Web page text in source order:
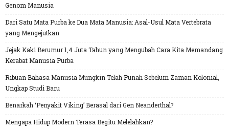
Genom Manusia
Dari Satu Mata Purba ke Dua Mata Manusia: Asal-Usul Mata Vertebrata
yang Mengejutkan
Jejak Kaki Berumur 1,4 Juta Tahun yang Mengubah Cara Kita Memandang
Kerabat Manusia Purba
Ribuan Bahasa Manusia Mungkin Telah Punah Sebelum Zaman Kolonial,
Ungkap Studi Baru
Benarkah ‘Penyakit Viking’ Berasal dari Gen Neanderthal?
Mengapa Hidup Modern Terasa Begitu Melelahkan?